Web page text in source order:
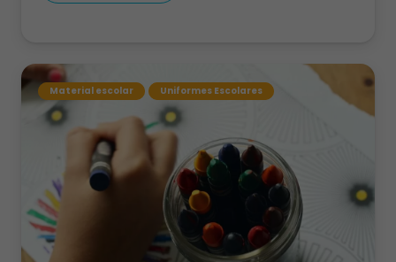
Material escolar Uniformes Escolares